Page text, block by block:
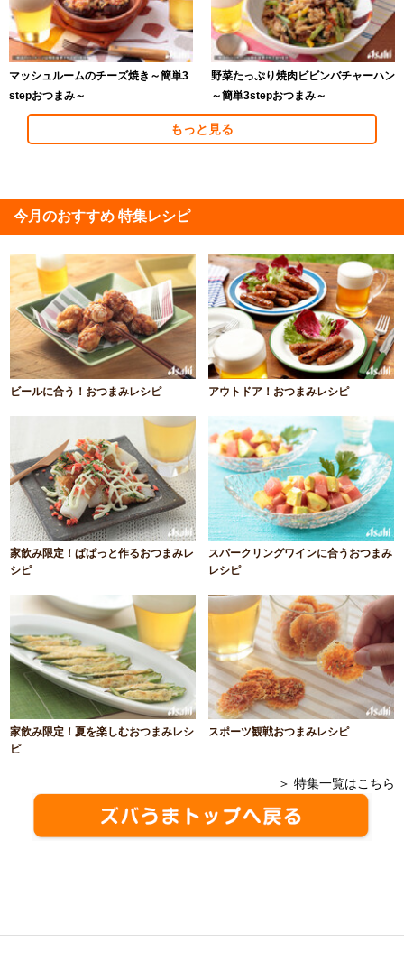
マッシュルームのチーズ焼き～簡単3
stepおつまみ～
野菜たっぷり焼肉ビビンバチャーハン
～簡単3stepおつまみ～
もっと見る
今月のおすすめ 特集レシピ
ビールに合う！おつまみレシピ アウトドア！おつまみレシピ
家飲み限定！ぱぱっと作るおつまみレ
シピ
スパークリングワインに合うおつまみ
レシピ
家飲み限定！夏を楽しむおつまみレシ
ピ
スポーツ観戦おつまみレシピ
＞ 特集一覧はこちら